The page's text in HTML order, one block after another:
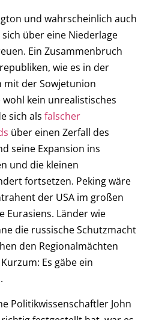
und wahrscheinlich auch
über eine Niederlage
Ein Zusammenbruch
wie es in der
mit der Sowjetunion
kein unrealistisches
sich als falscher
über einen Zerfall des
seine Expansion ins
und die kleinen
fortsetzen. Peking wäre
der USA im großen
Eurasiens. Länder wie
die russische Schutzmacht
den Regionalmächten
Es gäbe ein
Politikwissenschaftler John